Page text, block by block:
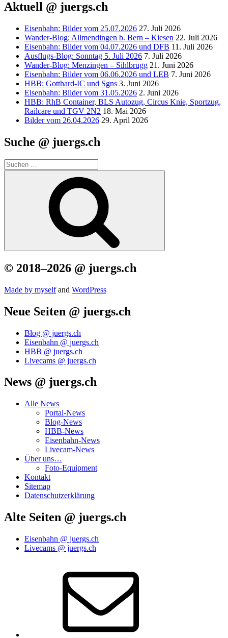
Aktuell @ juergs.ch
Eisenbahn: Bilder vom 25.07.2026 27. Juli 2026
Wander-Blog: Allmendingen b. Bern – Kiesen 22. Juli 2026
Eisenbahn: Bilder vom 04.07.2026 und DFB 11. Juli 2026
Ausflugs-Blog: Sonntag 5. Juli 2026 7. Juli 2026
Wander-Blog: Menzingen – Sihlbrugg 21. Juni 2026
Eisenbahn: Bilder vom 06.06.2026 und LEB 7. Juni 2026
HBB: Gotthard-IC und Sgns 3. Juni 2026
Eisenbahn: Bilder vom 31.05.2026 2. Juni 2026
HBB: RhB Container, BLS Autozug, Circus Knie, Sportzug,
Railcare und TGV 2N2 18. Mai 2026
Bilder vom 26.04.2026 29. April 2026
Suche @ juergs.ch
Suchen
nach:
© 2018–2026 @ juergs.ch
Made by mys­elfand Word­Press
Neue Seiten @ juergs.ch
Blog @ juergs.ch
Eisenbahn @ juergs.ch
HBB @ juergs.ch
Livecams @ juergs.ch
News @ juergs.ch
Alle News
Portal-News
Blog-News
HBB-News
Eisenbahn-News
Livecam-News
Über uns…
Foto-Equipment
Kontakt
Sitemap
Datenschutzerklärung
Alte Seiten @ juergs.ch
Eisenbahn @ juergs.ch
Livecams @ juergs.ch